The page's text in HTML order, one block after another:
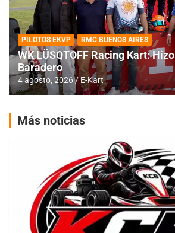
PILOTOS EKVP RMC BUENOS AIRES
WK LÜSQTOFF Racing Kart:
Baradero
4 agosto, 2026 E-Kart
Más noticias